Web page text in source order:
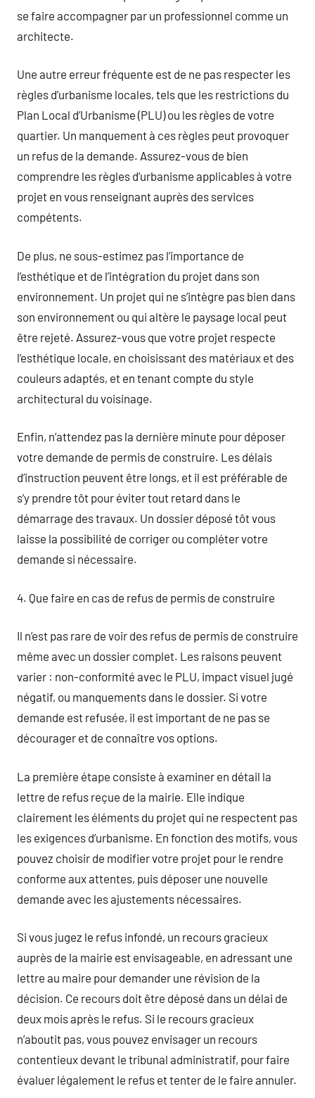
se faire accompagner par un professionnel comme un
architecte.
Une autre erreur fréquente est de ne pas respecter les
règles d’urbanisme locales, tels que les restrictions du
Plan Local d’Urbanisme (PLU) ou les règles de votre
quartier. Un manquement à ces règles peut provoquer
un refus de la demande. Assurez-vous de bien
comprendre les règles d’urbanisme applicables à votre
projet en vous renseignant auprès des services
compétents.
De plus, ne sous-estimez pas l’importance de
l’esthétique et de l’intégration du projet dans son
environnement. Un projet qui ne s’intègre pas bien dans
son environnement ou qui altère le paysage local peut
être rejeté. Assurez-vous que votre projet respecte
l’esthétique locale, en choisissant des matériaux et des
couleurs adaptés, et en tenant compte du style
architectural du voisinage.
Enfin, n’attendez pas la dernière minute pour déposer
votre demande de permis de construire. Les délais
d’instruction peuvent être longs, et il est préférable de
s’y prendre tôt pour éviter tout retard dans le
démarrage des travaux. Un dossier déposé tôt vous
laisse la possibilité de corriger ou compléter votre
demande si nécessaire.
4. Que faire en cas de refus de permis de construire
Il n’est pas rare de voir des refus de permis de construire
même avec un dossier complet. Les raisons peuvent
varier : non-conformité avec le PLU, impact visuel jugé
négatif, ou manquements dans le dossier. Si votre
demande est refusée, il est important de ne pas se
décourager et de connaître vos options.
La première étape consiste à examiner en détail la
lettre de refus reçue de la mairie. Elle indique
clairement les éléments du projet qui ne respectent pas
les exigences d’urbanisme. En fonction des motifs, vous
pouvez choisir de modifier votre projet pour le rendre
conforme aux attentes, puis déposer une nouvelle
demande avec les ajustements nécessaires.
Si vous jugez le refus infondé, un recours gracieux
auprès de la mairie est envisageable, en adressant une
lettre au maire pour demander une révision de la
décision. Ce recours doit être déposé dans un délai de
deux mois après le refus. Si le recours gracieux
n’aboutit pas, vous pouvez envisager un recours
contentieux devant le tribunal administratif, pour faire
évaluer légalement le refus et tenter de le faire annuler.